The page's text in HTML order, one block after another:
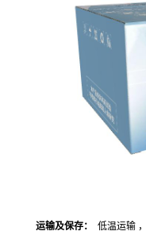
运输及保存：
低温运输